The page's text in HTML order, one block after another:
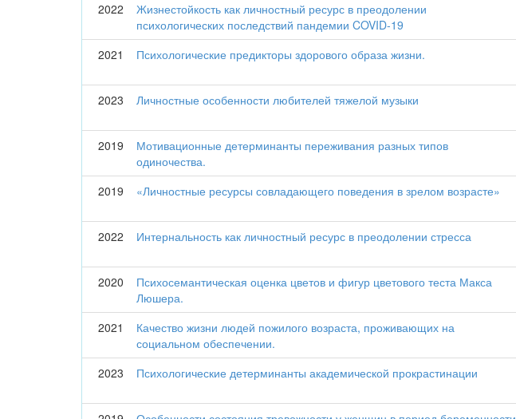
2022
Жизнестойкость как личностный ресурс в преодолении
психологических последствий пандемии COVID-19
2021
Психологические предикторы здорового образа жизни.
2023
Личностные особенности любителей тяжелой музыки
2019
Мотивационные детерминанты переживания разных типов
одиночества.
2019
«Личностные ресурсы совладающего поведения в зрелом возрасте»
2022
Интернальность как личностный ресурс в преодолении стресса
2020
Психосемантическая оценка цветов и фигур цветового теста Макса
Люшера.
2021
Качество жизни людей пожилого возраста, проживающих на
социальном обеспечении.
2023
Психологические детерминанты академической прокрастинации